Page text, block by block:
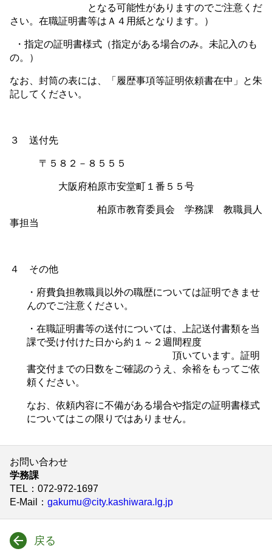
となる可能性がありますのでご注意くだ
さい。在職証明書等はＡ４用紙となります。）
・指定の証明書様式（指定がある場合のみ。未記入のも
の。）
なお、封筒の表には、「履歴事項等証明依頼書在中」と朱
記してください。
３ 送付先
〒５８２－８５５５
大阪府柏原市安堂町１番５５号
柏原市教育委員会 学務課 教職員人
事担当
４ その他
・府費負担教職員以外の職歴については証明できませ
んのでご注意ください。
・在職証明書等の送付については、上記送付書類を当
課で受け付けた日から約１～２週間程度
頂いています。証明
書交付までの日数をご確認のうえ、余裕をもってご依
頼ください。
なお、依頼内容に不備がある場合や指定の証明書様式
についてはこの限りではありません。
お問い合わせ
学務課
TEL ：072-972-1697
E-Mail
： gakumu@city.kashiwara.lg.jp
戻る